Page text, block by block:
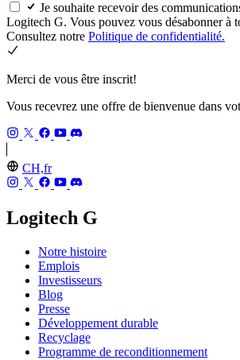
Je souhaite recevoir des
Logitech G. Vous pouvez vous désabonner à
Consultez notre Politique de confidentialité.
Merci de vous être inscrit!
Vous recevrez une offre de bienvenue dans
CH,fr
Logitech G
Notre histoire
Emplois
Investisseurs
Blog
Presse
Développement durable
Recyclage
Programme de reconditionnement